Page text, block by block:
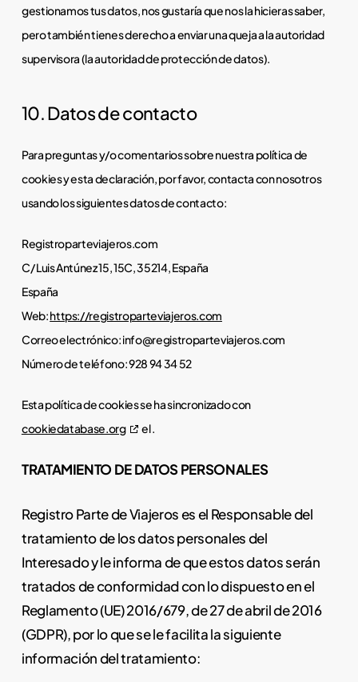
gestionamos tus datos, nos gustaría que nos la hicieras saber,
pero también tienes derecho a enviar una queja a la autoridad
supervisora (la autoridad de protección de datos).
10. Datos de contacto
Para preguntas y/o comentarios sobre nuestra política de
cookies y esta declaración, por favor, contacta con nosotros
usando los siguientes datos de contacto:
Registroparteviajeros.com
C/ Luis Antúnez 15, 15C, 35214, España
España
Web:https://registroparteviajeros.com
Correo electrónico:info@registroparteviajeros.com
Número de teléfono: 928 94 34 52
Esta política de cookies se ha sincronizado con
cookiedatabase.org
el .
TRATAMIENTO DE DATOS PERSONALES
Registro Parte de Viajeros es el Responsable del
tratamiento de los datos personales del
Interesado y le informa de que estos datos serán
tratados de conformidad con lo dispuesto en el
Reglamento (UE) 2016/679, de 27 de abril de 2016
(GDPR), por lo que se le facilita la siguiente
información del tratamiento: